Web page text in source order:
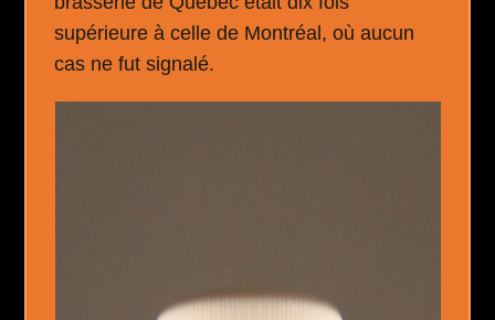
supérieure à celle de Montréal, où aucun
cas ne fut signalé.